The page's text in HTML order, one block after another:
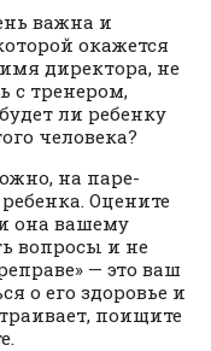
важна и
окажется
директора, не
с тренером,
ли ребенку
человека?
на паре-
Оцените
она вашему
вопросы и не
— это ваш
о его здоровье и
поищите